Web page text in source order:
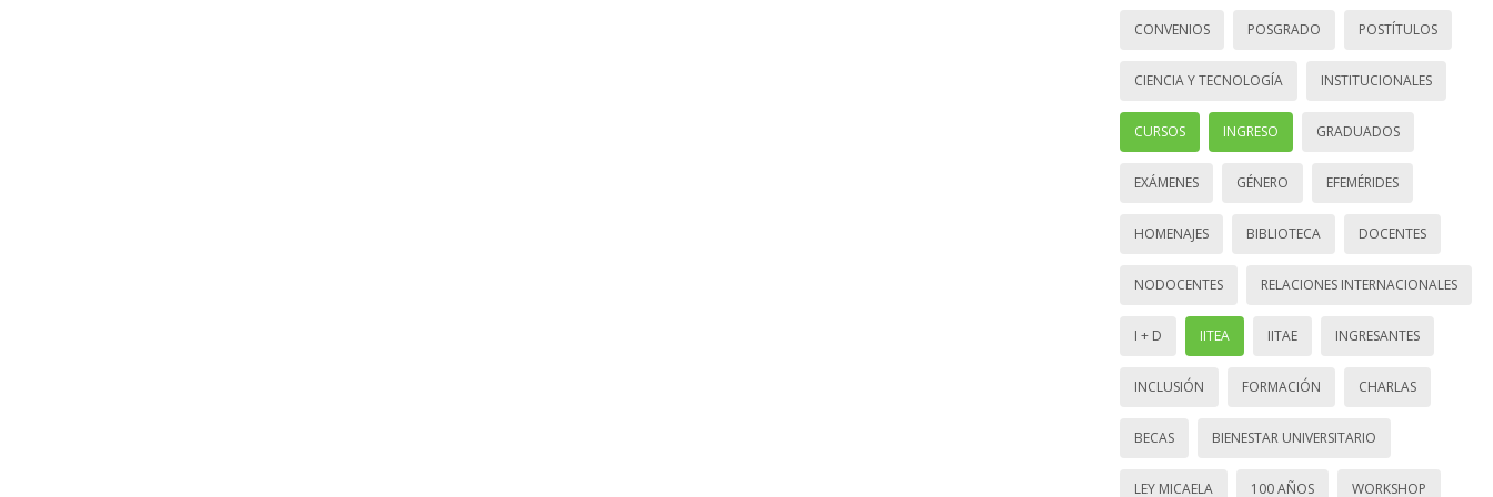
CONVENIOS POSGRADO POSTÍTULOS
CIENCIA Y TECNOLOGÍA INSTITUCIONALES
CURSOS INGRESO GRADUADOS
EXÁMENES GÉNERO EFEMÉRIDES
HOMENAJES BIBLIOTECA DOCENTES
NODOCENTES RELACIONES INTERNACIONALES
I + D IITEA IITAE INGRESANTES
INCLUSIÓN FORMACIÓN CHARLAS
BECAS BIENESTAR UNIVERSITARIO
LEY MICAELA 100 AÑOS WORKSHOP